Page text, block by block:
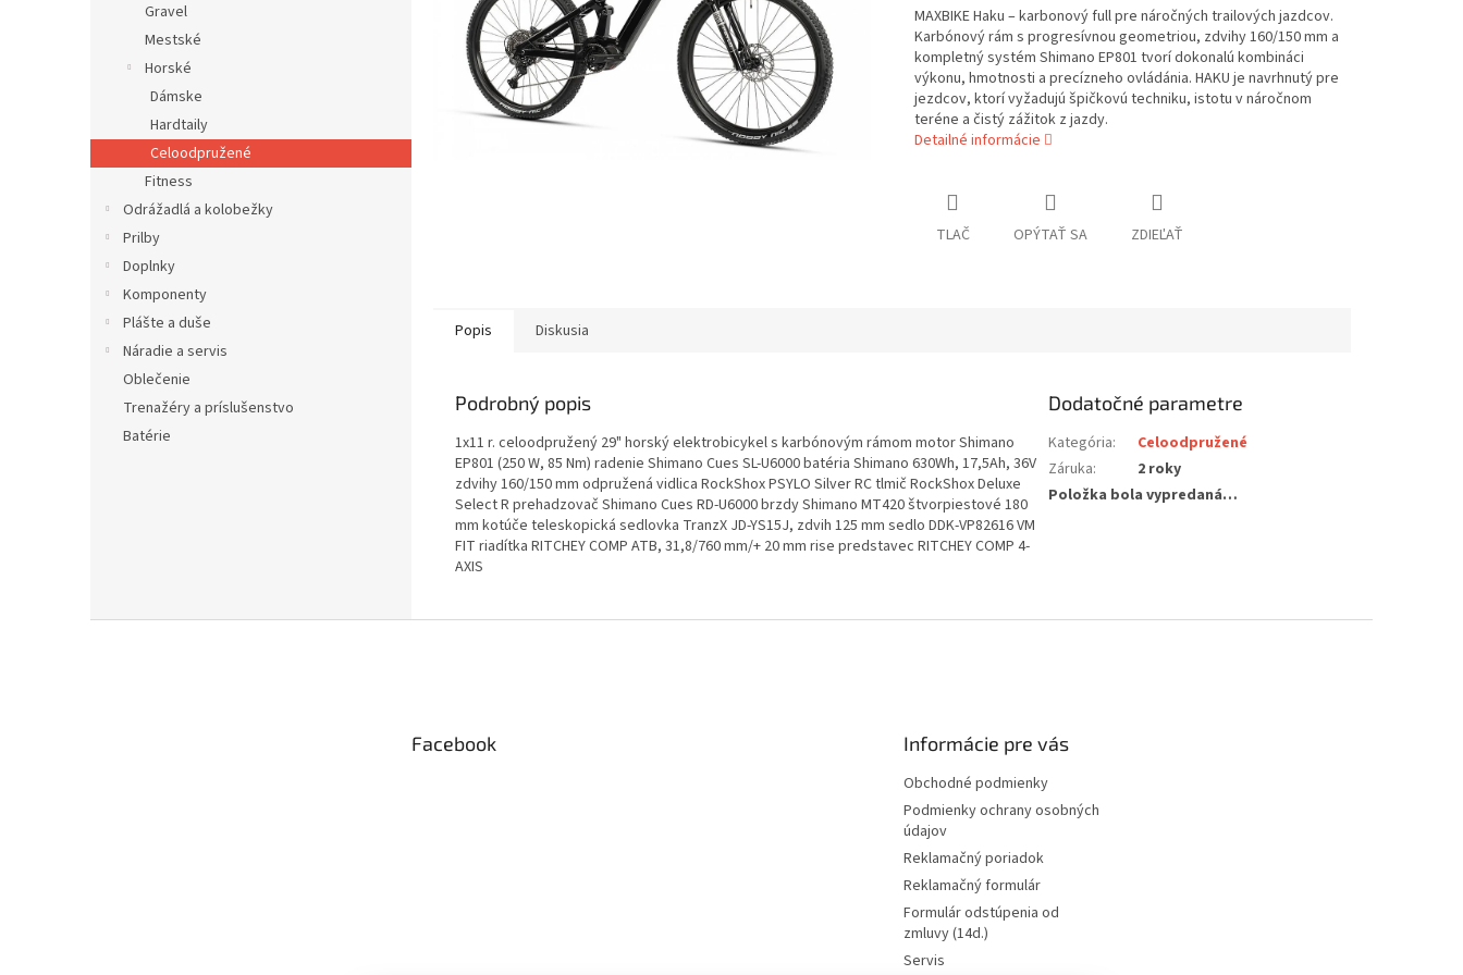
Gravel
Mestské
Horské
Dámske
Hardtaily
Celoodpružené
Fitness
Odrážadlá a kolobežky
Prilby
Doplnky
Komponenty
Plášte a duše
Náradie a servis
Oblečenie
Trenažéry a príslušenstvo
Batérie
MAXBIKE Haku – karbonový full pre náročných trailových jazdcov.
Karbónový rám s progresívnou geometriou, zdvihy 160/150 mm a
kompletný systém Shimano EP801 tvorí dokonalú kombináci
výkonu, hmotnosti a precízneho ovládánia. HAKU je navrhnutý pre
jezdcov, ktorí vyžadujú špičkovú techniku, istotu v náročnom
teréne a čistý zážitok z jazdy.
Detailné informácie
TLAČ OPÝTAŤ SA ZDIEĽAŤ
Popis Diskusia
Podrobný popis
1x11 r. celoodpružený 29" horský elektrobicykel s karbónovým rámom motor Shimano
EP801 (250 W, 85 Nm) radenie Shimano Cues SL-U6000 batéria Shimano 630Wh, 17,5Ah, 36V
zdvihy 160/150 mm odpružená vidlica RockShox PSYLO Silver RC tlmič RockShox Deluxe
Select R prehadzovač Shimano Cues RD-U6000 brzdy Shimano MT420 štvorpiestové 180
mm kotúče teleskopická sedlovka TranzX JD-YS15J, zdvih 125 mm sedlo DDK-VP82616 VM
FIT riadítka RITCHEY COMP ATB, 31,8/760 mm/+ 20 mm rise predstavec RITCHEY COMP 4-
AXIS
Dodatočné parametre
Kategória:
Celoodpružené
Záruka:
2 roky
Položka bola vypredaná…
Facebook Informácie pre vás
Obchodné podmienky
Podmienky ochrany osobných
údajov
Reklamačný poriadok
Reklamačný formulár
Formulár odstúpenia od
zmluvy (14d.)
Servis